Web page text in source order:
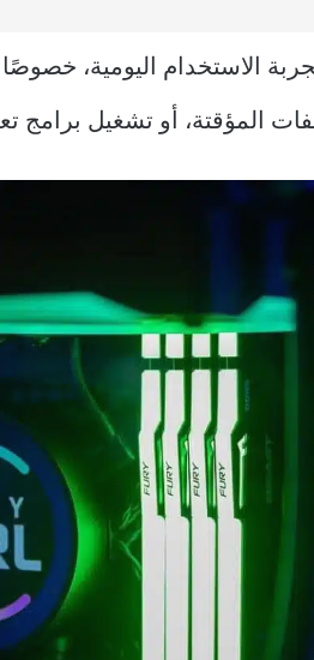
الاستخدام اليومية، خصوصًا
المؤقتة، أو تشغيل